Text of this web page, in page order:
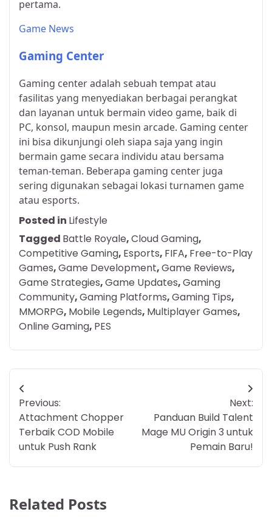
pertama.
Game News
Gaming Center
Gaming center adalah sebuah tempat atau
fasilitas yang menyediakan berbagai perangkat
dan layanan untuk bermain video game, baik di
PC, konsol, maupun mesin arcade. Gaming center
ini bisa dikunjungi oleh siapa saja yang ingin
bermain game secara individu atau bersama
teman-teman. Beberapa gaming center juga
sering digunakan sebagai lokasi turnamen game
atau esports.
Posted in Lifestyle
Tagged Battle Royale,Cloud Gaming,
Competitive Gaming, Esports, FIFA, Free-to-Play
Games,Game Development,Game Reviews,
Game Strategies,Game Updates,Gaming
Community,Gaming Platforms,Gaming Tips,
MMORPG, Mobile Legends, Multiplayer Games,
Online Gaming, PES
Post
navigation
Previous:
Attachment Chopper
Terbaik COD Mobile
untuk Push Rank
Next:
Panduan Build Talent
Mage MU Origin 3 untuk
Pemain Baru!
Related Posts